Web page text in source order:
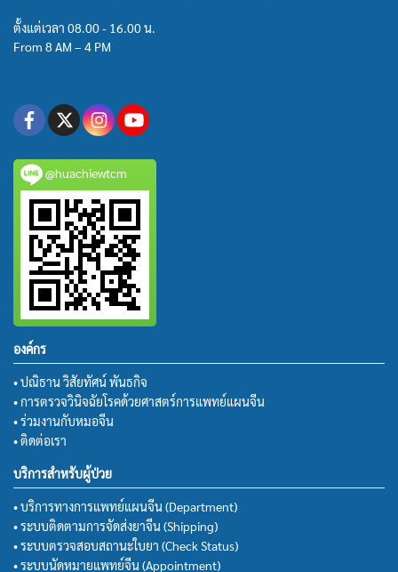
ตั้งแต่เวลา 08.00 - 16.00 น.
From 8 AM – 4 PM
@huachiewtcm
องค์กร
• ปณิธาน วิสัยทัศน์ พันธกิจ
• การตรวจวินิจฉัยโรคด้วยศาสตร์การแพทย์แผนจีน
• ร่วมงานกับหมอจีน
• ติดต่อเรา
บริการสำหรับผู้ป่วย
• บริการทางการแพทย์แผนจีน (Department)
• ระบบติดตามการจัดส่งยาจีน (Shipping)
• ระบบตรวจสอบสถานะใบยา (Check Status)
• ระบบนัดหมายแพทย์จีน (Appointment)